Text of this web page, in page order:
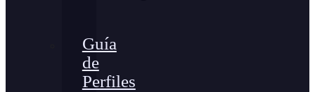
Guía
de
Perfiles